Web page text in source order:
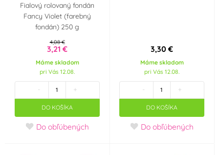
Fialový rolovaný fondán
Fancy Violet (farebný
fondán) 250 g
4,08 €
3,21 €
Máme skladom
pri Vás 12.08.
- +
DO KOŠÍKA
Do obľúbených
3,30 €
Máme skladom
pri Vás 12.08.
- +
DO KOŠÍKA
Do obľúbených